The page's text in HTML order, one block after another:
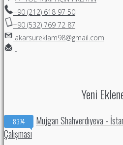
+90 (212) 618 97 50
+90 (532) 769 72 87
akarsureklam98@gmail.com
-
Yeni
8374
Mujgan Shahverdıyeva -
Çalışması